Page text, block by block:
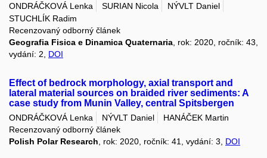
ONDRÁČKOVÁ Lenka SURIAN Nicola
NÝVLT Daniel
STUCHLÍK Radim
Recenzovaný odborný článek
Geografia Fisica e Dinamica Quaternaria , rok: 2020, ročník: 43,
vydání: 2, DOI
Effect of bedrock morphology, axial transport and
lateral material sources on braided river sediments: A
case study from Munin Valley, central Spitsbergen
ONDRÁČKOVÁ Lenka NÝVLT Daniel
HANÁČEK Martin
Recenzovaný odborný článek
Polish Polar Research , rok: 2020, ročník: 41, vydání: 3, DOI